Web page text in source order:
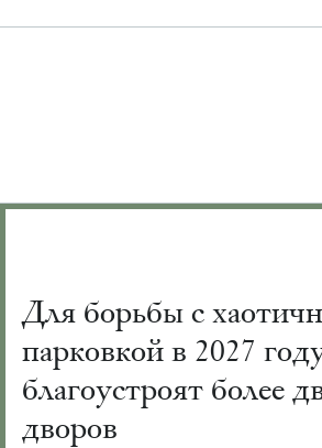
Для борьбы с
парковкой в 2027
благоустроят более
дворов